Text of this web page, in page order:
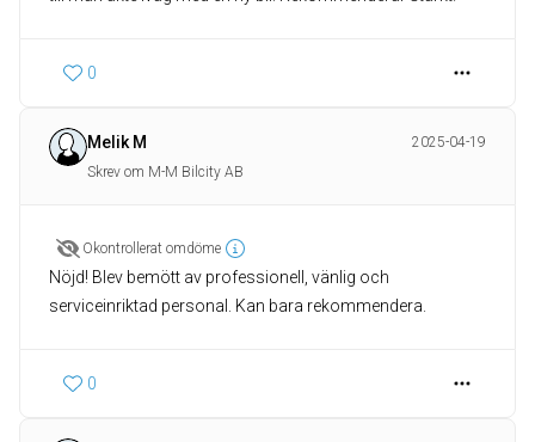
0
Melik M
2025-04-19
Skrev om M-M Bilcity AB
Okontrollerat omdöme
Nöjd! Blev bemött av professionell, vänlig och
serviceinriktad personal. Kan bara rekommendera.
0